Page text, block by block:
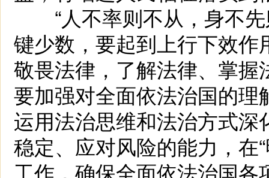
“人不率则不从，身不先
键少数，要起到上行下效
敬畏法律，了解法律、掌
要加强对全面依法治国的
运用法治思维和法治方式
稳定、应对风险的能力，在
工作，确保全面依法治国